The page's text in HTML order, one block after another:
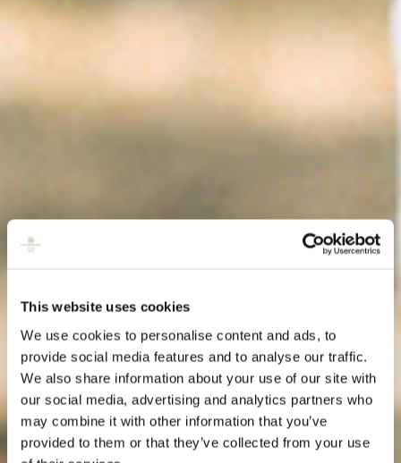
This website uses cookies
We use cookies to personalise content and ads, to
provide social media features and to analyse our traffic.
We also share information about your use of our site with
our social media, advertising and analytics partners who
may combine it with other information that you’ve
provided to them or that they’ve collected from your use